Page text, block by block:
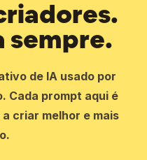
sempre.
de IA usado por
Cada prompt aqui é
criar melhor e mais